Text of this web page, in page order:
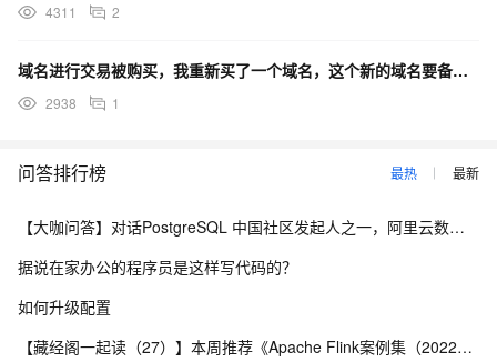
4311 2
域名进行交易被购买，我重新买了一个域名，这个新的域名要备案吗？原来已备案的网站是取消接入/注销网站？
2938 1
问答排行榜 最热 最新
【大咖问答】对话PostgreSQL 中国社区发起人之一，阿里云数据库高级专家 德哥
据说在家办公的程序员是这样写代码的？
如何升级配置
【藏经阁一起读（27）】本周推荐《Apache Flink案例集（2022版）》，你有哪些心得？